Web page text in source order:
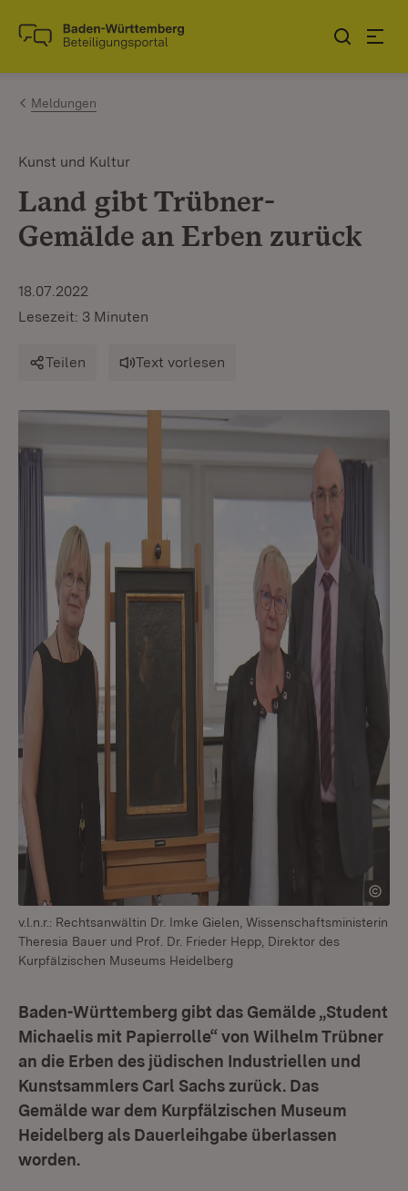
Zum Inhalt springen
Link zur Startseite
Meldungen
Kunst und Kultur
Land gibt Trübner-
Gemälde an Erben zurück
18.07.2022
Lesezeit: 3 Minuten
Teilen Text vorlesen
v.l.n.r.: Rechtsanwältin Dr. Imke Gielen, Wissenschaftsministerin
Theresia Bauer und Prof. Dr. Frieder Hepp, Direktor des
Kurpfälzischen Museums Heidelberg
Baden-Württemberg gibt das Gemälde „Student
Michaelis mit Papierrolle“ von Wilhelm Trübner
an die Erben des jüdischen Industriellen und
Kunstsammlers Carl Sachs zurück. Das
Gemälde war dem Kurpfälzischen Museum
Heidelberg als Dauerleihgabe überlassen
worden.